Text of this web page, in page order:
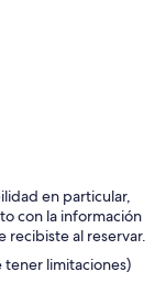
en particular,
con la información
recibiste al reservar.
tener limitaciones)